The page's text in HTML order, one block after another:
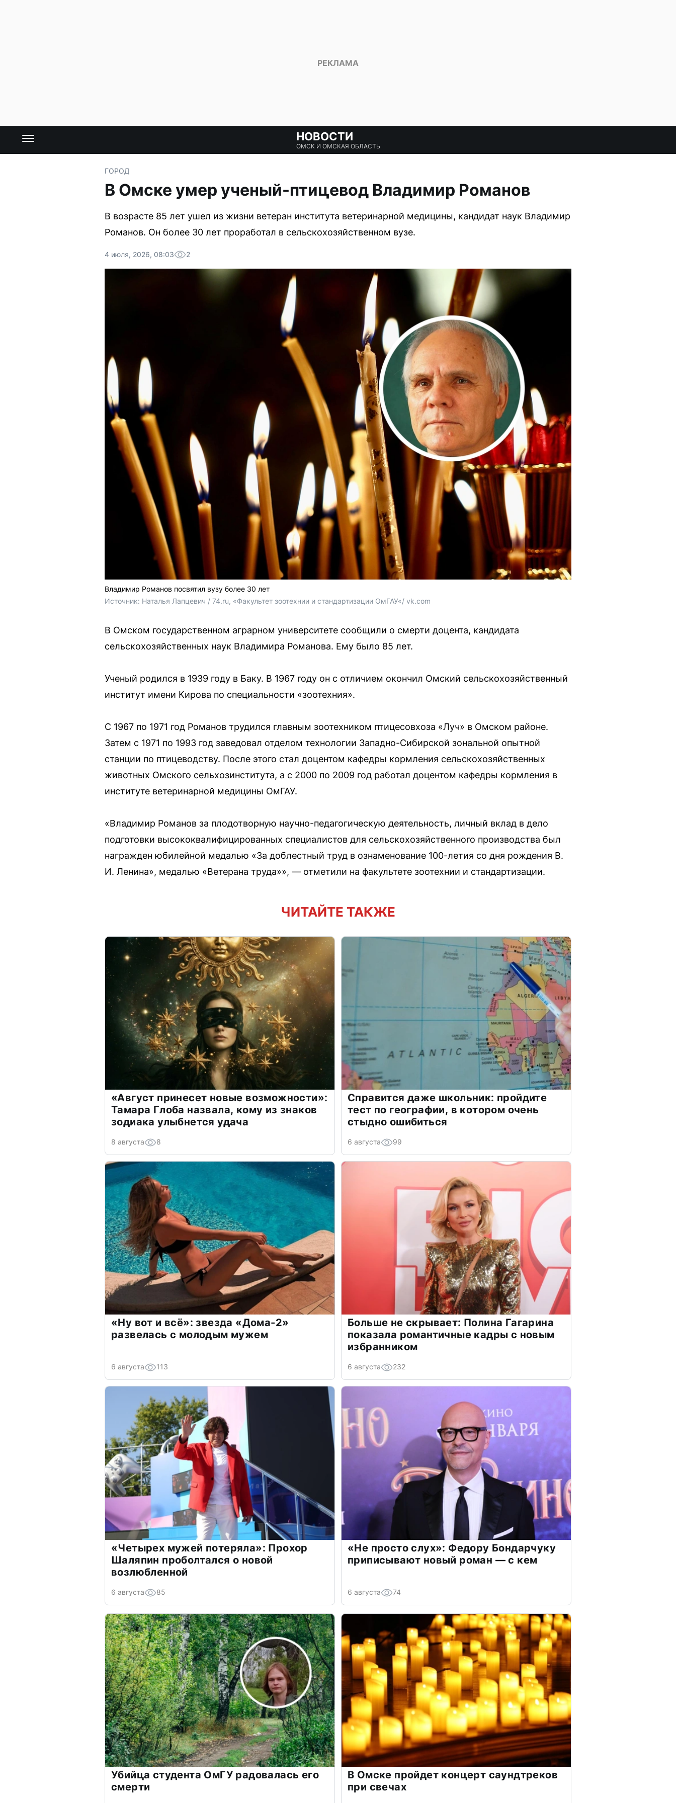
НОВОСТИ
ОМСК И ОМСКАЯ ОБЛАСТЬ
ГОРОД
В Омске умер ученый-птицевод Владимир Романов
В возрасте 85 лет ушел из жизни ветеран института ветеринарной медицины, кандидат наук Владимир
Романов. Он более 30 лет проработал в сельскохозяйственном вузе.
4 июля, 2026, 08:03 2
Владимир Романов посвятил вузу более 30 лет
Источник: Наталья Лапцевич / 74.ru, «Факультет зоотехнии и стандартизации ОмГАУ«/ vk.com
В Омском государственном аграрном университете сообщили о смерти доцента, кандидата
сельскохозяйственных наук Владимира Романова. Ему было 85 лет.
Ученый родился в 1939 году в Баку. В 1967 году он с отличием окончил Омский сельскохозяйственный
институт имени Кирова по специальности «зоотехния».
С 1967 по 1971 год Романов трудился главным зоотехником птицесовхоза «Луч» в Омском районе.
Затем с 1971 по 1993 год заведовал отделом технологии Западно-Сибирской зональной опытной
станции по птицеводству. После этого стал доцентом кафедры кормления сельскохозяйственных
животных Омского сельхозинститута, а с 2000 по 2009 год работал доцентом кафедры кормления в
институте ветеринарной медицины ОмГАУ.
«Владимир Романов за плодотворную научно-педагогическую деятельность, личный вклад в дело
подготовки высококвалифицированных специалистов для сельскохозяйственного производства был
награжден юбилейной медалью «За доблестный труд в ознаменование 100-летия со дня рождения В.
И. Ленина», медалью «Ветерана труда»», — отметили на факультете зоотехнии и стандартизации.
ЧИТАЙТЕ ТАКЖЕ
«Август принесет новые возможности»:
Тамара Глоба назвала, кому из знаков
зодиака улыбнется удача
8 августа 8
Справится даже школьник: пройдите
тест по географии, в котором очень
стыдно ошибиться
6 августа 99
«Ну вот и всё»: звезда «Дома-2»
развелась с молодым мужем
6 августа 113
Больше не скрывает: Полина Гагарина
показала романтичные кадры с новым
избранником
6 августа 232
«Четырех мужей потеряла»: Прохор
Шаляпин проболтался о новой
возлюбленной
6 августа 85
«Не просто слух»: Федору Бондарчуку
приписывают новый роман — с кем
6 августа 74
Убийца студента ОмГУ радовалась его
смерти
В Омске пройдет концерт саундтреков
при свечах